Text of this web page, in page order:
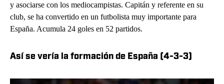
y asociarse con los mediocampistas. Capitán y referente en su
club, se ha convertido en un futbolista muy importante para
España. Acumula 24 goles en 52 partidos.
Así se vería la formación de España (4-3-3)